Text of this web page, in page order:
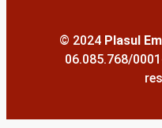
© 2024 Plasul
06.085.768/